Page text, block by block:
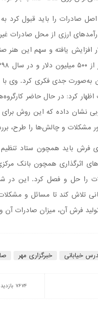
صادرات را باید قبول کرد
افزایش یافته و سهم این هنر
به‌صورت جدی فکری کرد. وی
کرد: در حال حاضر
نشان داده که این روش
مشکلات و چالش‌ها را طرح،
فرش باید همچون ستاد
اثرگذاری همچون بانک
را حل و فصل کرد. این در
تلاش کند تا مسائل و
تولید فرش آن، میزان
خیابانی خبرگزاری مهر
7674 بازدید